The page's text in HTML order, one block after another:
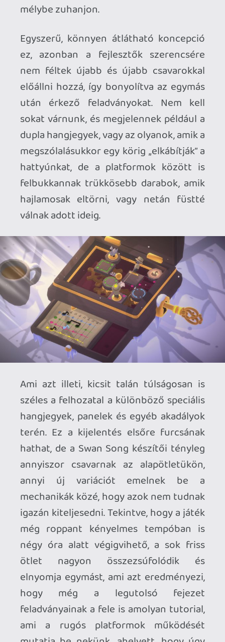
Azonban kisebb hibák ide vagy oda, a
Swan Song így is nagyon korrekt lett. A
története nem túl csavaros, de cserébe
igencsak szívbemarkoló, a játékmenete
pedig könnyen tanulható, de
ugyanakkor nem riad vissza a
komplexitás bevezetésétől sem. Helyes
kis nyári játék ez, amit pár álmos délután
alatt kényelmesen végigvihetünk, és
fixen úgy érezzük majd utána, hogy
kaptunk is valamit a hattyúbábuk
pesztrálásába ölt időnkért cserébe.
STUDIOS |FEJLESZTŐBUSINESS GOOSE
STUDIOS |MEGJELENÉS2026. június 4. |
ÁR8 EUR